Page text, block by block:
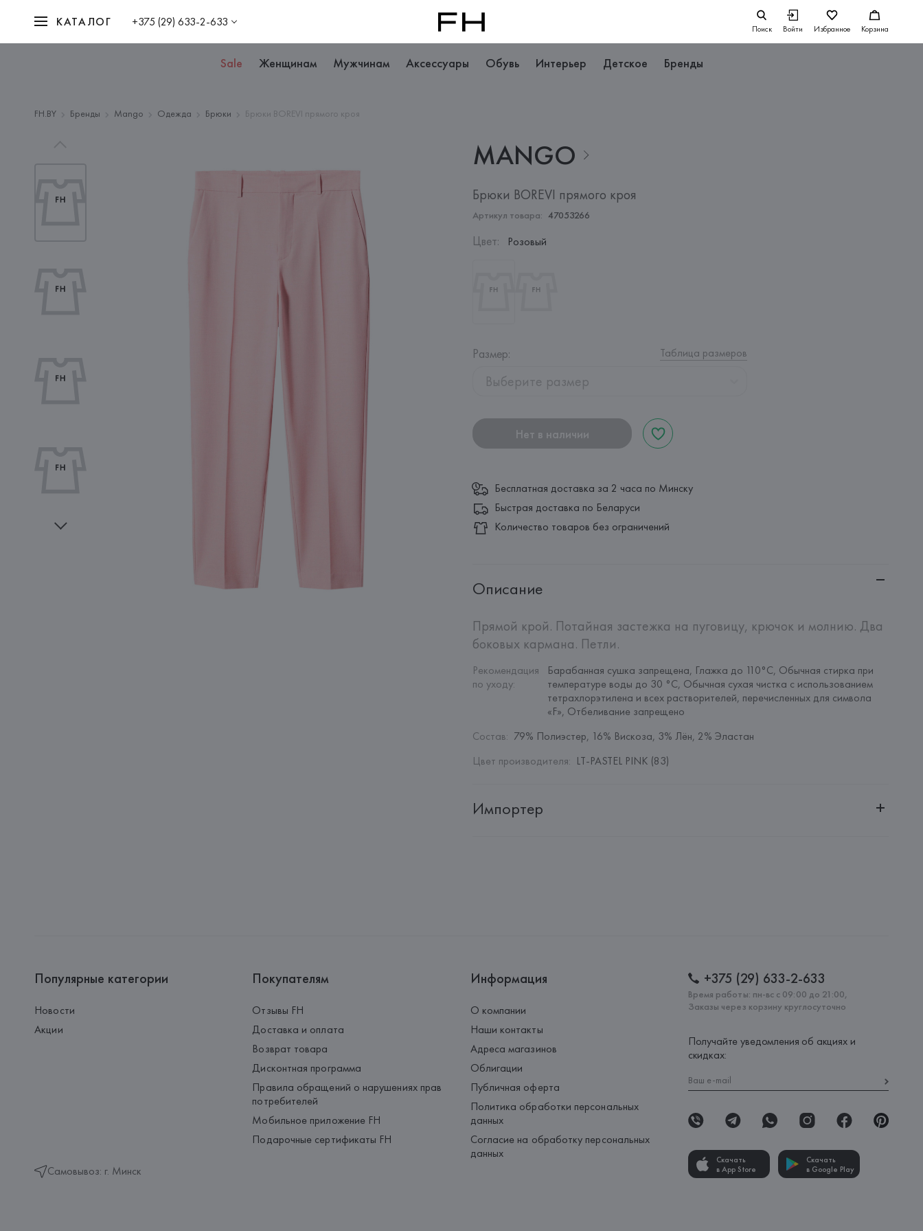
КАТАЛОГ +375 (29) 633-2-633 Поиск Войти Избранное Корзина
Sale Женщинам Мужчинам Аксессуары Обувь Интерьер Детское Бренды
FH.BY Бренды Mango Одежда Брюки Брюки BOREVI прямого кроя
MANGO
Брюки BOREVI прямого кроя
Артикул товара: 47053266
Цвет: Розовый
Размер: Таблица размеров
Выберите размер
Нет в наличии
Бесплатная доставка за 2 часа по Минску
Быстрая доставка по Беларуси
Количество товаров без ограничений
Описание
Прямой крой. Потайная застежка на пуговицу, крючок и молнию. Два
боковых кармана. Петли.
Рекомендация
по уходу:
Барабанная сушка запрещена, Глажка до 110°C, Обычная стирка при
температуре воды до 30 °C, Обычная сухая чистка с использованием
тетрахлорэтилена и всех растворителей, перечисленных для символа
«F», Отбеливание запрещено
Состав: 79% Полиэстер, 16% Вискоза, 3% Лён, 2% Эластан
Цвет производителя: LT-PASTEL PINK (83)
Импортер
Популярные категории
Новости
Акции
Самовывоз: г. Минск
Покупателям
Отзывы FH
Доставка и оплата
Возврат товара
Дисконтная программа
Правила обращений о нарушениях прав
потребителей
Мобильное приложение FH
Подарочные сертификаты FH
Информация
О компании
Наши контакты
Адреса магазинов
Облигации
Публичная оферта
Политика обработки персональных
данных
Согласие на обработку персональных
данных
+375 (29) 633-2-633
Время работы: пн-вс с 09:00 до 21:00,
Заказы через корзину круглосуточно
Получайте уведомления об акциях и
скидках:
Скачать
в App Store
Скачать
в Google Play